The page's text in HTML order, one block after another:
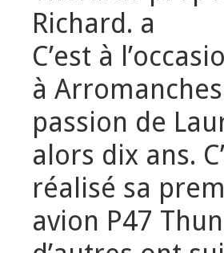
Richard. a
C’est à
à
passion de
alors dix ans.
réalisé sa
avion P47